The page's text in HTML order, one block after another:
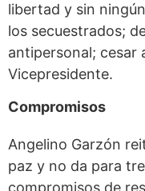
libertad y sin
los secuestrados;
antipersonal; cesar
Vicepresidente.
Compromisos
Angelino Garzón
paz y no da para
compromisos de